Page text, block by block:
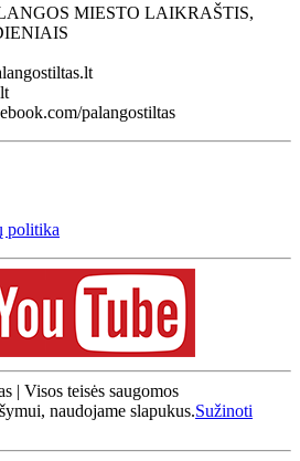
MIESTO LAIKRAŠTIS,
palangostiltas
politika
| Visos teisės saugomos
naudojame slapukus.Sužinoti